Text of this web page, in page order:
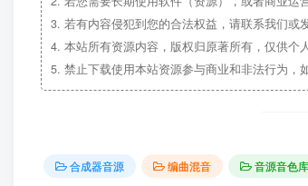
3. 若有内容侵犯到您的合法权益，请联系我们或
4. 本站所有资源内容，版权归原著所有，仅供个
5. 禁止下载使用本站资源参与商业和非法行为，
合成器音源 编曲混音 音源音色库